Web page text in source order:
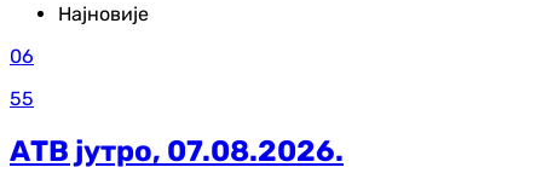
Најновије
06
55
АТВ јутро, 07.08.2026.